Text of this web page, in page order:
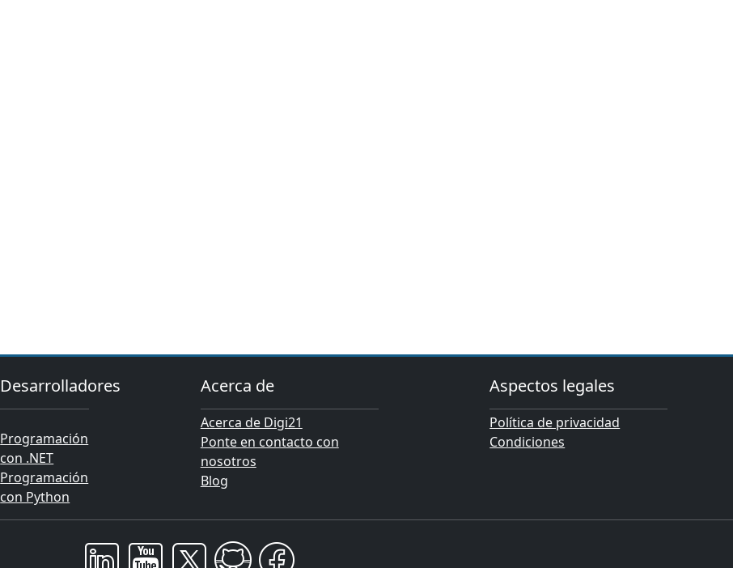
Desarrolladores
Programación
con .NET
Programación
con Python
Acerca de
Acerca de Digi21
Ponte en contacto con
nosotros
Blog
Aspectos legales
Política de privacidad
Condiciones